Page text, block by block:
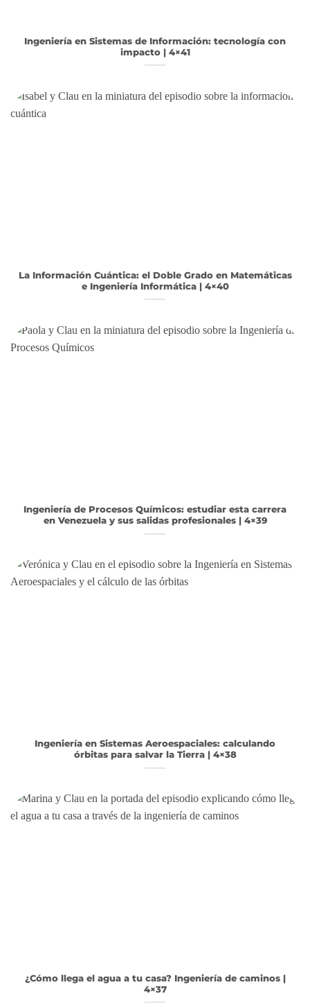
Ingeniería en Sistemas de Información: tecnología con
impacto | 4×41
La Información Cuántica: el Doble Grado en Matemáticas
e Ingeniería Informática | 4×40
Ingeniería de Procesos Químicos: estudiar esta carrera
en Venezuela y sus salidas profesionales | 4×39
Ingeniería en Sistemas Aeroespaciales: calculando
órbitas para salvar la Tierra | 4×38
¿Cómo llega el agua a tu casa? Ingeniería de caminos |
4×37